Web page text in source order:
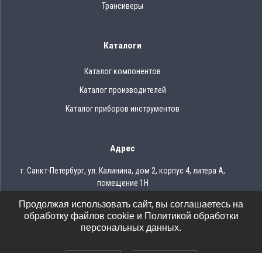
Трансиверы
Каталоги
Каталог компонентов
Каталог производителей
Каталог приборов инструментов
Адрес
г. Санкт-Петербург, ул. Калинина, дом 2, корпус 4, литера А,
помещение 1Н
Тел.: 8 (812) 309-75-97
Email: ocean@oceanchips.ru
Продолжая использовать сайт, вы соглашаетесь на
обработку файлов cookie и Политикой обработки
персональных данных.